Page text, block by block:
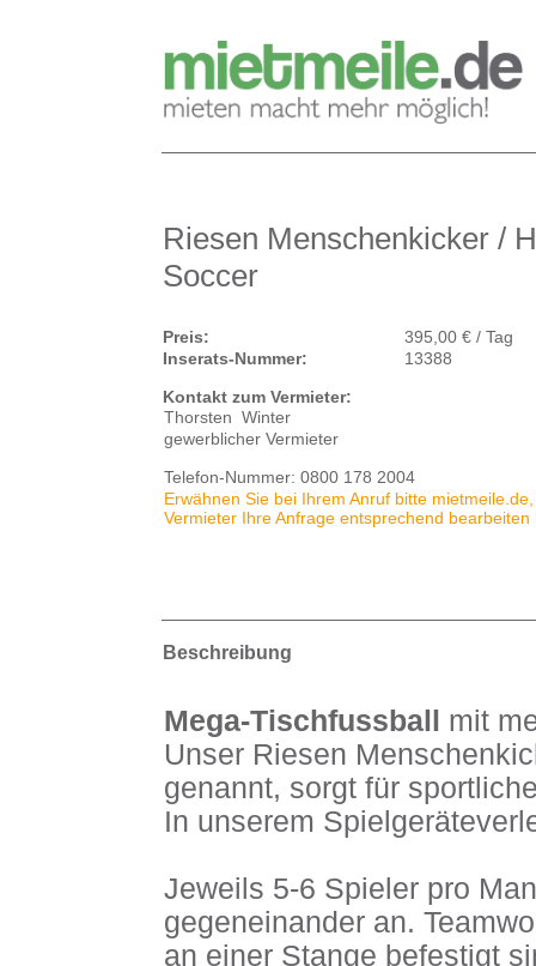
Riesen Menschenkicker /
Soccer
Preis:
395,00 € / Tag
Inserats-Nummer:
13388
Kontakt zum Vermieter:
Thorsten Winter
gewerblicher Vermieter
Telefon-Nummer: 0800 178 2004
Erwähnen Sie bei Ihrem Anruf bitte
Vermieter Ihre Anfrage entsprechend bearbeiten
Beschreibung
Mega-Tischfussball
mit
Unser Riesen
genannt, sorgt für
In unserem
Jeweils 5-6 Spieler pro
gegeneinander an.
an einer Stange befestigt